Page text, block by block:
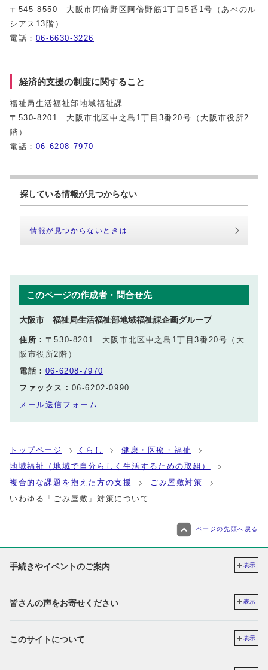
〒545-8550 大阪市阿倍野区阿倍野筋1丁目5番1号（あべのル
シアス13階）
電話： 06-6630-3226
経済的支援の制度に関すること
福祉局生活福祉部地域福祉課
〒530-8201 大阪市北区中之島1丁目3番20号（大阪市役所2
階）
電話： 06-6208-7970
探している情報が見つからない
情報が見つからないときは
このページの作成者・問合せ先
大阪市 福祉局生活福祉部地域福祉課企画グループ
住所： 〒530-8201 大阪市北区中之島1丁目3番20号（大
阪市役所2階）
電話： 06-6208-7970
ファックス： 06-6202-0990
メール送信フォーム
トップページ くらし
健康・医療・福祉
地域福祉（地域で自分らしく生活するための取組）
複合的な課題を抱えた方の支援
ごみ屋敷対策
いわゆる「ごみ屋敷」対策について
ページの先頭へ戻る
手続きやイベントのご案内 表示
皆さんの声をお寄せください 表示
このサイトについて 表示